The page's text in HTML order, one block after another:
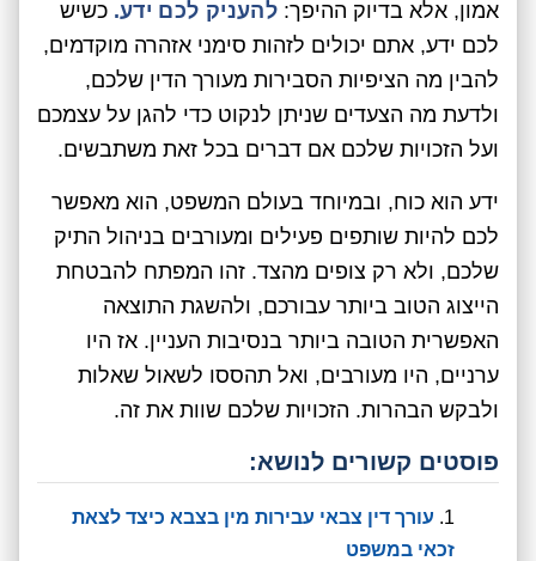
אמון, אלא בדיוק ההיפך: להעניק לכם ידע. כשיש
לכם ידע, אתם יכולים לזהות סימני אזהרה מוקדמים,
להבין מה הציפיות הסבירות מעורך הדין שלכם,
ולדעת מה הצעדים שניתן לנקוט כדי להגן על עצמכם
ועל הזכויות שלכם אם דברים בכל זאת משתבשים.
ידע הוא כוח, ובמיוחד בעולם המשפט, הוא מאפשר
לכם להיות שותפים פעילים ומעורבים בניהול התיק
שלכם, ולא רק צופים מהצד. זהו המפתח להבטחת
הייצוג הטוב ביותר עבורכם, ולהשגת התוצאה
האפשרית הטובה ביותר בנסיבות העניין. אז היו
ערניים, היו מעורבים, ואל תהססו לשאול שאלות
ולבקש הבהרות. הזכויות שלכם שוות את זה.
פוסטים קשורים לנושא:
עורך דין צבאי עבירות מין בצבא כיצד לצאת
זכאי במשפט